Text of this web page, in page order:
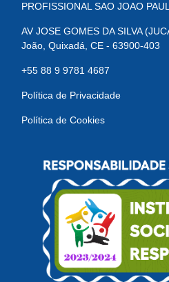
PROFISSIONAL SAO JOAO
AV JOSE GOMES DA SILVA
João, Quixadá, CE - 63900-403
+55 88 9 9781 4687
Política de Privacidade
Política de Cookies